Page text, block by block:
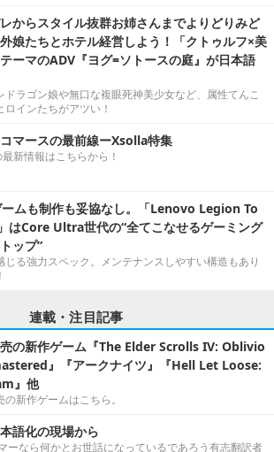
からスタイル抜群お姉さんまでよりどりみど
娘たちとホテル経営しよう！「クトゥルフ×美
ーマのADV『ヨグ=ソトースの庭』が日本語
ドラゴン娘や無口な複眼死神美少女など、属性てんこ
ロインたちがアツい！
マースの最前線ーXsolla特集
新情報はこちらから！
ムも制作も妥協なし。「Lenovo Legion To
はCore Ultra世代の“全てこなせるゲーミング
ップ”
じる強力スペック。メンテナンスしやすい構造もあり
連載・注目記事
の新作ゲーム『The Elder Scrolls IV: Oblivio
』『アークナイツ』『Hell Let Loose:
』他
の新作ゲームはこちら。
語化の現場から
ーなら何かとお世話になっているであろう有志翻訳者